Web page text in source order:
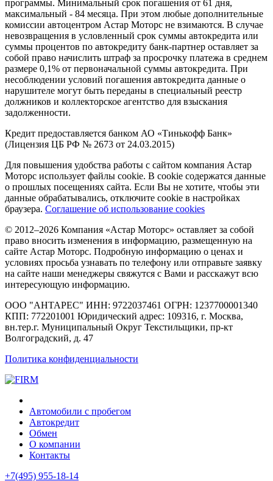
программы. Минимальный срок погашения от 61 дня,
максимальный - 84 месяца. При этом любые дополнительные
комиссии автоцентром Астар Моторс не взимаются. В случае
невозвращения в условленный срок суммы автокредита или
суммы процентов по автокредиту банк-партнер оставляет за
собой право начислить штраф за просрочку платежа в среднем
размере 0,1% от первоначальной суммы автокредита. При
несоблюдении условий погашения автокредита данные о
нарушителе могут быть переданы в специальный реестр
должников и коллекторское агентство для взыскания
задолженности.
Кредит предоставляется банком АО «Тинькофф Банк»
(Лицензия ЦБ РФ № 2673 от 24.03.2015)
Для повышения удобства работы с сайтом компания Астар
Моторс использует файлы cookie. В cookie содержатся данные
о прошлых посещениях сайта. Если Вы не хотите, чтобы эти
данные обрабатывались, отключите cookie в настройках
браузера. Соглашение об использование cookies
© 2012–2026 Компания «Астар Моторс» оставляет за собой
право вносить изменения в информацию, размещенную на
сайте Астар Моторс. Подробную информацию о ценах и
условиях просьба узнавать по телефону или отправьте заявку
на сайте наши менеджеры свяжутся с Вами и расскажут всю
интересующую информацию.
ООО "АНТАРЕС" ИНН: 9722037461 ОГРН: 1237700001340
КПП: 772201001 Юридический адрес: 109316, г. Москва,
вн.тер.г. Муниципальный Округ Текстильщики, пр-кт
Волгоградский, д. 47
Политика конфиденциальности
Автомобили с пробегом
Автокредит
Обмен
О компании
Контакты
+7(495) 955-18-14